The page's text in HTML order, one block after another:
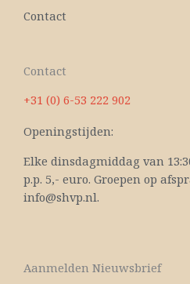
Contact
Contact
+31 (0) 6-53 222 902
Openingstijden:
Elke dinsdagmiddag van
p.p. 5,- euro. Groepen op
info@shvp.nl.
Aanmelden Nieuwsbrief